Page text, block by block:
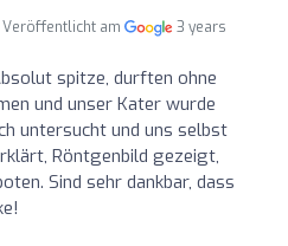
Veröffentlicht am
3 years
spitze, durften ohne
und unser Kater wurde
untersucht und uns selbst
Röntgenbild gezeigt,
Sind sehr dankbar, dass